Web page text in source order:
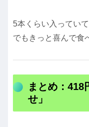
5本くらい入ってい
でもきっと喜んで食
まとめ：418
せ」